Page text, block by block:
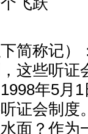
称记）
这些听证
年5月
证会制度
面？作为